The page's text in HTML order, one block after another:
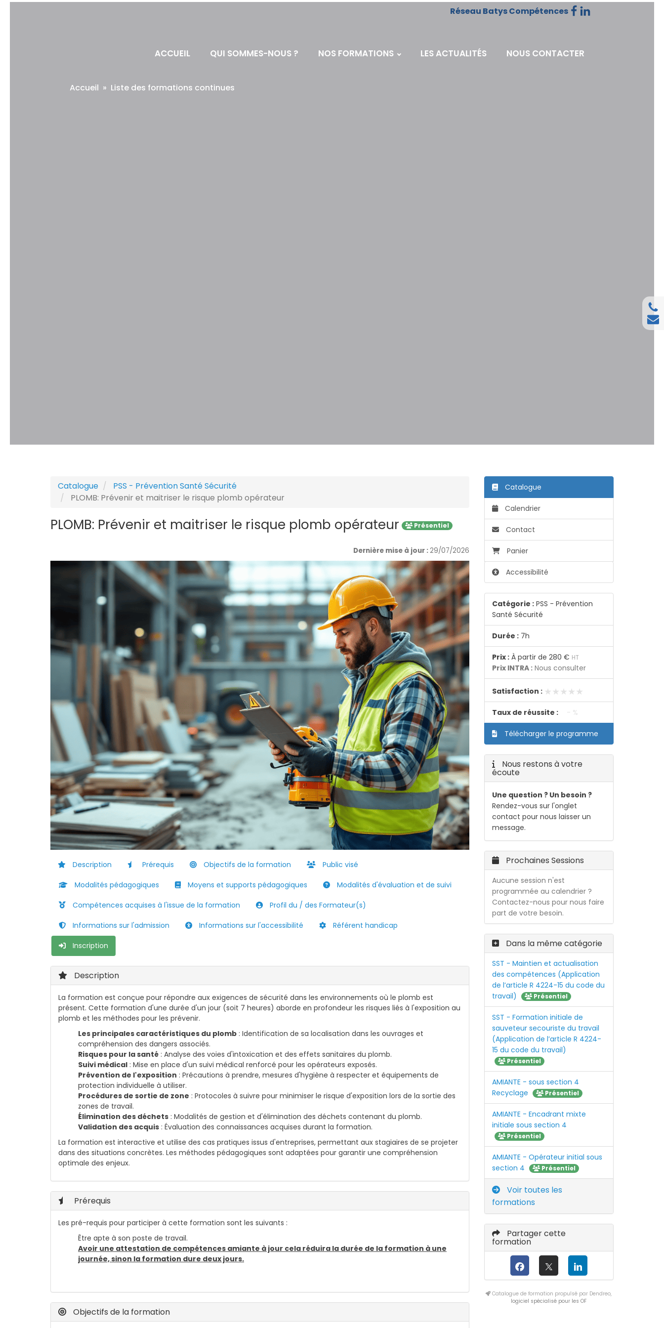
Réseau Batys Compétences
ACCUEIL QUI SOMMES-NOUS ? NOS FORMATIONS LES ACTUALITÉS NOUS CONTACTER
Accueil » Liste des formations continues
Catalogue
PSS - Prévention Santé Sécurité
PLOMB: Prévenir et maitriser le risque plomb opérateur
PLOMB: Prévenir et maitriser le risque plomb opérateur Présentiel
Dernière mise à jour :29/07/2026
Description Prérequis Objectifs de la formation Public visé
Modalités pédagogiques Moyens et supports pédagogiques Modalités d'évaluation et de suivi
Compétences acquises à l'issue de la formation Profil du / des Formateur(s)
Informations sur l'admission Informations sur l'accessibilité Référent handicap
Inscription
Description
La formation est conçue pour répondre aux exigences de sécurité dans les environnements où le plomb est
présent. Cette formation d'une durée d'un jour (soit 7 heures) aborde en profondeur les risques liés à l'exposition au
plomb et les méthodes pour les prévenir.
Les principales caractéristiques du plomb : Identification de sa localisation dans les ouvrages et
compréhension des dangers associés.
Risques pour la santé : Analyse des voies d'intoxication et des effets sanitaires du plomb.
Suivi médical : Mise en place d'un suivi médical renforcé pour les opérateurs exposés.
Prévention de l'exposition : Précautions à prendre, mesures d'hygiène à respecter et équipements de
protection individuelle à utiliser.
Procédures de sortie de zone : Protocoles à suivre pour minimiser le risque d'exposition lors de la sortie des
zones de travail.
Élimination des déchets : Modalités de gestion et d'élimination des déchets contenant du plomb.
Validation des acquis : Évaluation des connaissances acquises durant la formation.
La formation est interactive et utilise des cas pratiques issus d'entreprises, permettant aux stagiaires de se projeter
dans des situations concrètes. Les méthodes pédagogiques sont adaptées pour garantir une compréhension
optimale des enjeux.
Prérequis
Les pré-requis pour participer à cette formation sont les suivants :
Être apte à son poste de travail.
Avoir une attestation de compétences amiante à jour cela réduira la durée de la formation à une
journée, sinon la formation dure deux jours.
Objectifs de la formation
Catalogue
Calendrier
Contact
Panier
Accessibilité
Catégorie : PSS - Prévention
Santé Sécurité
Durée :7h
Prix :À partir de 280 € HT
Prix INTRA :Nous consulter
Satisfaction : ★★★★★
★★★★★
Taux de réussite : - %
Télécharger le programme
Nous restons à votre
écoute
Une question ? Un besoin ?
Rendez-vous sur l'onglet
contact pour nous laisser un
message.
Prochaines Sessions
Aucune session n'est
programmée au calendrier ?
Contactez-nous pour nous faire
part de votre besoin.
Dans la même catégorie
SST - Maintien et actualisation
des compétences (Application
de l’article R 4224-15 du code du
travail)
Présentiel
SST - Formation initiale de
sauveteur secouriste du travail
(Application de l’article R 4224-
15 du code du travail)
Présentiel
AMIANTE - sous section 4
Recyclage
Présentiel
AMIANTE - Encadrant mixte
initiale sous section 4
Présentiel
AMIANTE - Opérateur initial sous
section 4
Présentiel
Voir toutes les
formations
Partager cette
formation
Catalogue de formation propulsé par Dendreo,
logiciel spécialisé pour les OF